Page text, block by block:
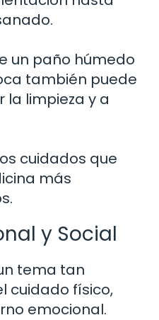
un paño húmedo
también puede
limpieza y a
cuidados que
más
y Social
tema tan
cuidado físico,
emocional.